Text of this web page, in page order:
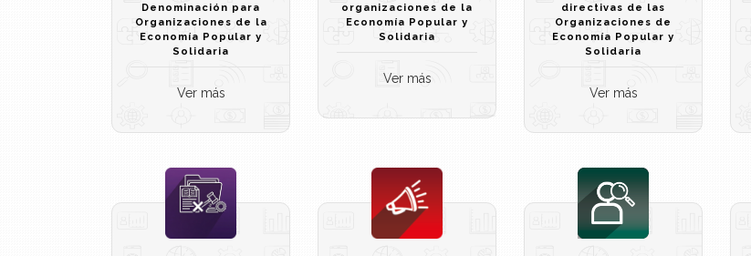
Denominación para
Organizaciones de la
Economía Popular y
Solidaria
Ver más
organizaciones de la
Economía Popular y
Solidaria
Ver más
directivas de las
Organizaciones de
Economía Popular y
Solidaria
Ver más